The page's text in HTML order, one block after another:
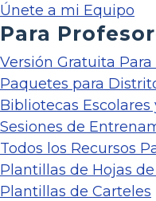
Únete a mi Equipo
Para
Versión Gratuita Para
Paquetes para
Bibliotecas
Sesiones de
Todos los Recursos
Plantillas de Hojas
Plantillas de Carteles